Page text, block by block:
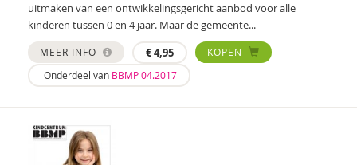
uitmaken van een ontwikkelingsgericht aanbod voor alle
kinderen tussen 0 en 4 jaar. Maar de gemeente...
MEER INFO €4,95
KOPEN
Onderdeel van BBMP 04.2017